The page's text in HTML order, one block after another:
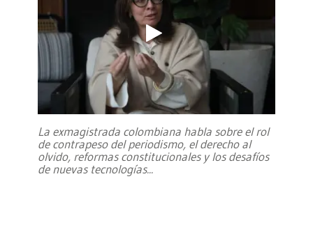
La exmagistrada colombiana habla sobre el rol
de contrapeso del periodismo, el derecho al
olvido, reformas constitucionales y los desafíos
de nuevas tecnologías...